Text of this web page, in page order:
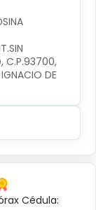
C.P.93700,
DE
Cédula: